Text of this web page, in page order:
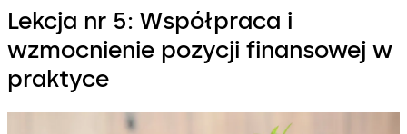
Lekcja nr 5: Współpraca i
wzmocnienie pozycji finansowej w
praktyce